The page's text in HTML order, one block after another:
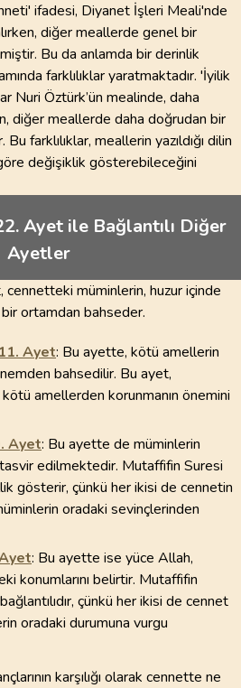
ifadesi, Diyanet İşleri Meali'nde
diğer meallerde genel bir
Bu da anlamda bir derinlik
farklılıklar yaratmaktadır. 'İyilik
Nuri Öztürk’ün mealinde, daha
diğer meallerde daha doğrudan bir
farklılıklar, meallerin yazıldığı dilin
değişiklik gösterebileceğini
Ayet ile Bağlantılı Diğer
Ayetler
müminlerin, huzur içinde
ortamdan bahseder.
11. Ayet: Bu ayette, kötü amellerin
bahsedilir. Bu ayet,
amellerden korunmanın önemini
. Ayet: Bu ayette de müminlerin
edilmektedir. Mutaffifin Suresi
gösterir, çünkü her ikisi de cennetin
oradaki sevinçlerinden
: Bu ayette ise yüce Allah,
konumlarını belirtir. Mutaffifin
çünkü her ikisi de cennet
oradaki durumuna vurgu
karşılığı olarak cennette ne